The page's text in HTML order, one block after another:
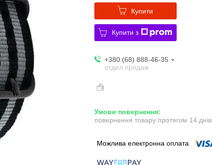
Купити
Купити з
+380 (68) 888-46-35
отдел продаж
повернення товару протягом 14 днів